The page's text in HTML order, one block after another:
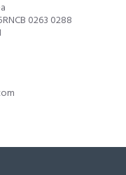
0263 0288